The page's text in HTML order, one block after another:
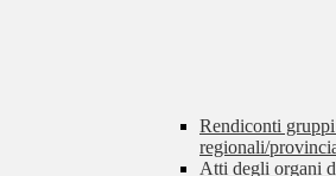
Rendiconti
regionali/
Atti degli organi